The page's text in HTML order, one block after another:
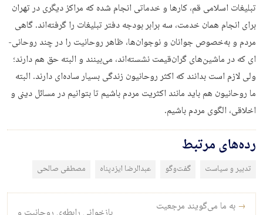
تبلیغات اسلامی قم، کارها و خدماتی انجام شده که مراکز دیگری در تهران
برای انجام همان خدمت، سه برابر بودجه دفتر تبلیغات را گرفته‌­اند. گاهی
مردم و به‌خصوص جوانان و نوجوان­‌ها، ظاهر روحانیت را در چند روحانی‌­
ای که در ماشین­‌های گران‌قیمت نشسته­‌اند، می‌­بینند و البته حق هم دارند؛
ولی لازم است بدانند که اکثر روحانیون زندگی بسیار ساده­‌ای دارند. البته
ما روحانیون هم باید مانند اکثریت مردم باشیم تا بتوانیم در مسائل دینی و
اخلاقی، الگوی مردم باشیم.
رده‌های مرتبط
تدبیر و سیاست گفت‌وگو عبدالرضا ایزدپناه مصطفی صالحی
راه‌بری نوشته
→ به‌ ما می‌گویند مرجعیت